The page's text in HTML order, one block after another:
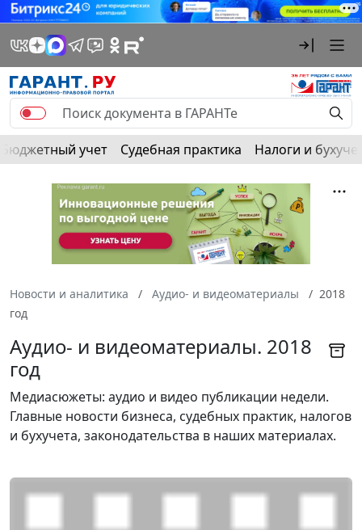
Бюджетный учет Судебная практика Налоги и
Новости и аналитика Аудио- и видеоматериалы
2018
год
Аудио- и видеоматериалы. 2018
год
Медиасюжеты: аудио и видео публикации недели.
Главные новости бизнеса, судебных практик, налогов
и бухучета, законодательства в наших материалах.